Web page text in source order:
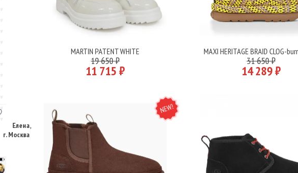
Подробнее
MARTIN PATENT WHITE
19 650 ₽
11 715 ₽
Подробнее
MAXI HERITAGE BRAID CLOG-
31 650 ₽
14 289 ₽
NEW